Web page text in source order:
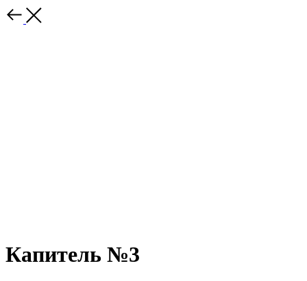
Капитель №3